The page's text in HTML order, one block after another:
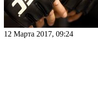
12 Марта 2017, 09:24